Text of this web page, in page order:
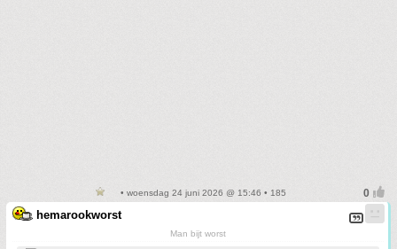
• woensdag 24 juni 2026 @ 15:46 • 185
hemarookworst
Man bijt worst